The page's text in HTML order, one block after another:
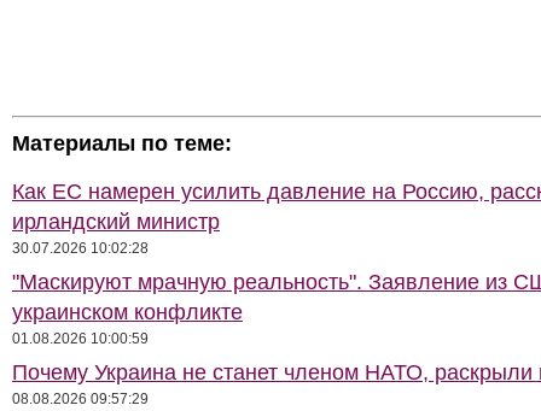
Материалы по теме:
Как ЕС намерен усилить давление на Россию,
ирландский министр
30.07.2026 10:02:28
"Маскируют мрачную реальность". Заявление из
украинском конфликте
01.08.2026 10:00:59
Почему Украина не станет членом НАТО,
08.08.2026 09:57:29